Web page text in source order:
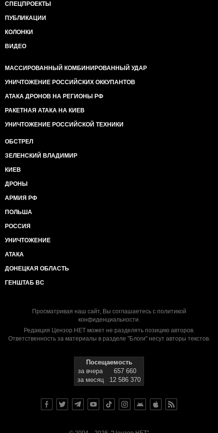
СПЕЦПРОЕКТЫ
ПУБЛИКАЦИИ
КОЛОНКИ
ВИДЕО
МАССИРОВАННЫЙ КОМБИНИРОВАННЫЙ УДАР
УНИЧТОЖЕНИЕ РОССИЙСКИХ ОККУПАНТОВ
АТАКА ДРОНОВ НА РЕГИОНЫ РФ
РАКЕТНАЯ АТАКА НА КИЕВ
УНИЧТОЖЕНИЕ РОССИЙСКОЙ ТЕХНИКИ
ОБСТРЕЛ
ЗЕЛЕНСКИЙ ВЛАДИМИР
КИЕВ
ДРОНЫ
АРМИЯ РФ
ПОЛЬША
РОССИЯ
УНИЧТОЖЕНИЕ
АТАКА
ДОНЕЦКАЯ ОБЛАСТЬ
ГЕНШТАБ ВС
Просматривая наш сайт, Вы соглашаетесь с политикой
конфиденциальности.
Редакция Цензор.НЕТ может не разделять позицию авторов.
Ответственность за материалы в разделе "Блоги" несут авторы текстов.
Посещаемость
за вчера
657 660
за месяц
12 586 370